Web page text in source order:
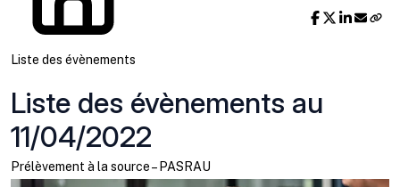
Liste des évènements
Liste des évènements au
11/04/2022
Prélèvement à la source – PASRAU